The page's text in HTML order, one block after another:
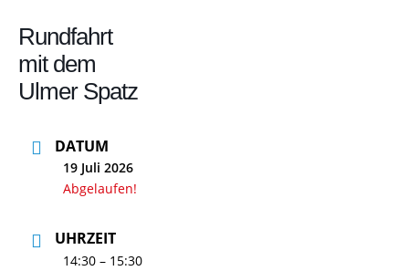
Rundfahrt
mit dem
Ulmer Spatz
DATUM
19 Juli 2026
Abgelaufen!
UHRZEIT
14:30 – 15:30